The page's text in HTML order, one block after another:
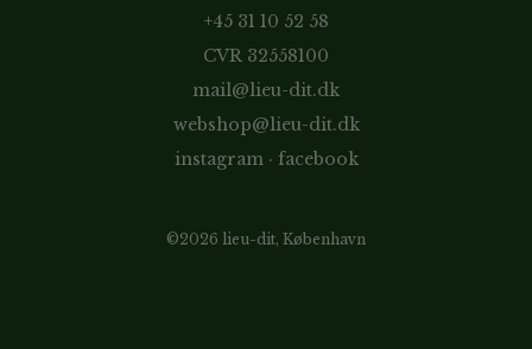
+45 31 10 52 58
CVR 32558100
mail@lieu-dit.dk
webshop@lieu-dit.dk
instagram· facebook
©2026 lieu-dit, København